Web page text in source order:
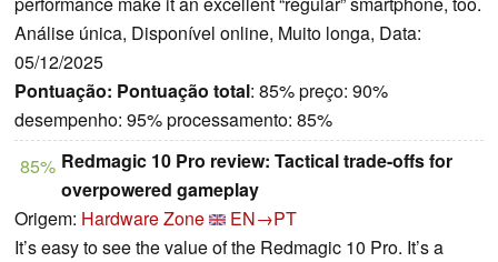
Análise única, Disponível online, Muito longa, Data:
05/12/2025
Pontuação: Pontuação total: 85% preço: 90%
desempenho: 95% processamento: 85%
85% Redmagic 10 Pro review: Tactical trade-offs for
overpowered gameplay
Origem: Hardware Zone
EN→PT
It’s easy to see the value of the Redmagic 10 Pro. It’s a